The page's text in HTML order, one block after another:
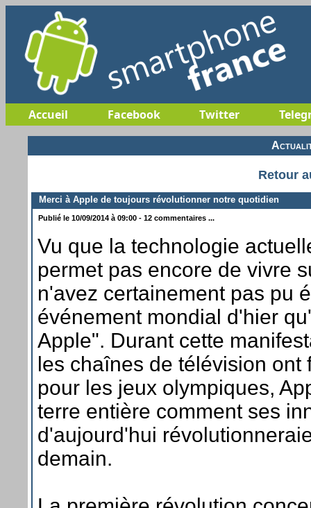
Accueil Facebook Twitter
Retour
Merci à Apple de toujours révolutionner notre quotidien
Publié le 10/09/2014 à 09:00 - 12 commentaires ...
Vu que la technologie
permet pas encore de vivre
n'avez certainement pas pu
événement mondial d'hier
Apple". Durant cette
les chaînes de télévision ont
pour les jeux olympiques,
terre entière comment ses
d'aujourd'hui
demain.